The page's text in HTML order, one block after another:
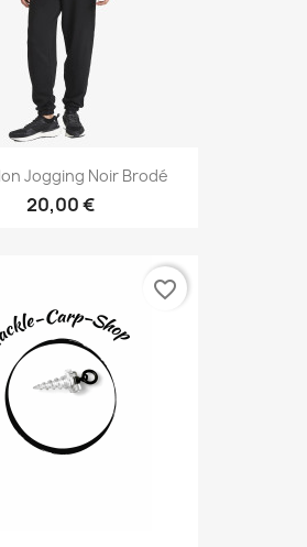
Jogging Noir Brodé
20,00 €
favorite_border